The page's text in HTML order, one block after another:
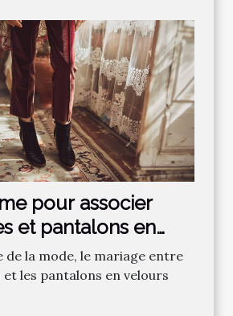
pour associer
et pantalons en
de la mode, le mariage entre
et les pantalons en velours